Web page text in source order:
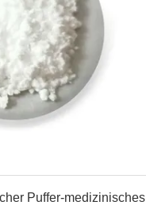
Puffer-medizinisches